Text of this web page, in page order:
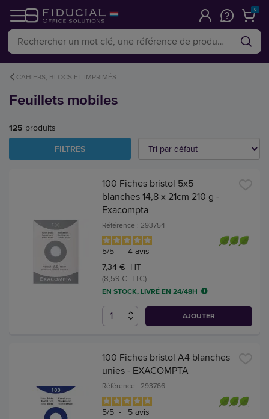
0
CAHIERS, BLOCS ET IMPRIMÉS
Feuillets mobiles
125 produits
FILTRES
100 Fiches bristol 5x5
blanches 14,8 x 21cm 210 g -
Exacompta
Référence : 293754
5/5 - 4 avis
7,34 € HT
(8,59 € TTC)
EN STOCK, LIVRÉ EN 24/48H
AJOUTER
100 Fiches bristol A4 blanches
unies - EXACOMPTA
Référence : 293766
5/5 - 5 avis